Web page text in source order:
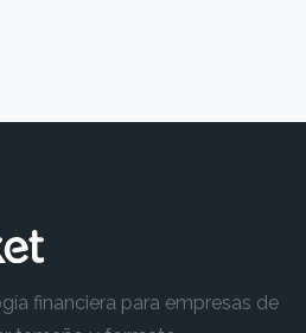
financiera para empresas de